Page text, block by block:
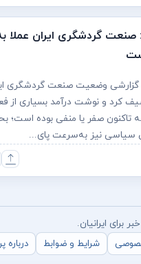
صنعت گردشگری ایران عملا
گزارشی وضعیت صنعت گردشگری
کرد و نوشت درآمد بسیاری از
تاکنون صفر یا منفی بوده است؛
سیاسی نیز به‌سرعت پای...
ایرانیان.
شرایط و ضوابط درباره